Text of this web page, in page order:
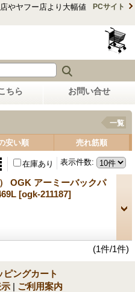
やヤフー店より大幅値
PCサイト
ちら お問い合せ
一覧
安い順 売れ筋順
表示件数:
在庫あり
OGK アーミーバックパ
[ogk-211187]
(1件/1件)
ピングカート
| ご利用案内